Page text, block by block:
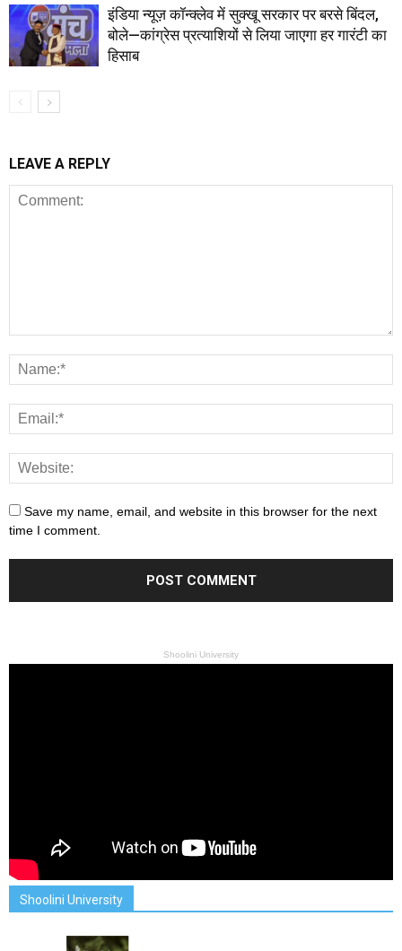
इंडिया न्यूज़ कॉन्क्लेव में सुक्खू सरकार पर बरसे बिंदल,
बोले—कांग्रेस प्रत्याशियों से लिया जाएगा हर गारंटी का
हिसाब
LEAVE A REPLY
Save my name, email, and website in this browser for the next
time I comment.
Shoolini University
Shoolini University